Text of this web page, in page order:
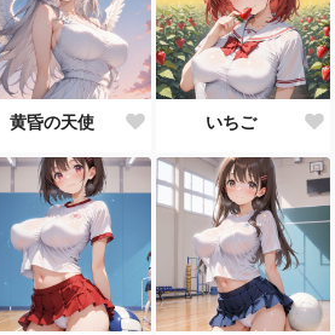
黄昏の天使 いちご